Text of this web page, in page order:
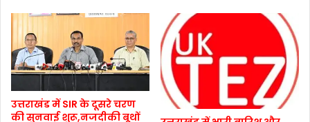
उत्तराखंड में SIR के दूसरे चरण
की सुनवाई शुरू,नजदीकी बूथों